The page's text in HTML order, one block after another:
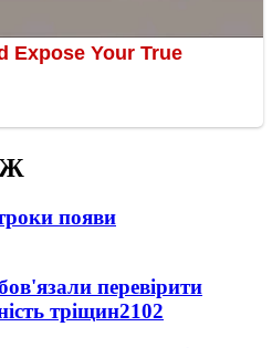
появи
перевірити
тріщин2102